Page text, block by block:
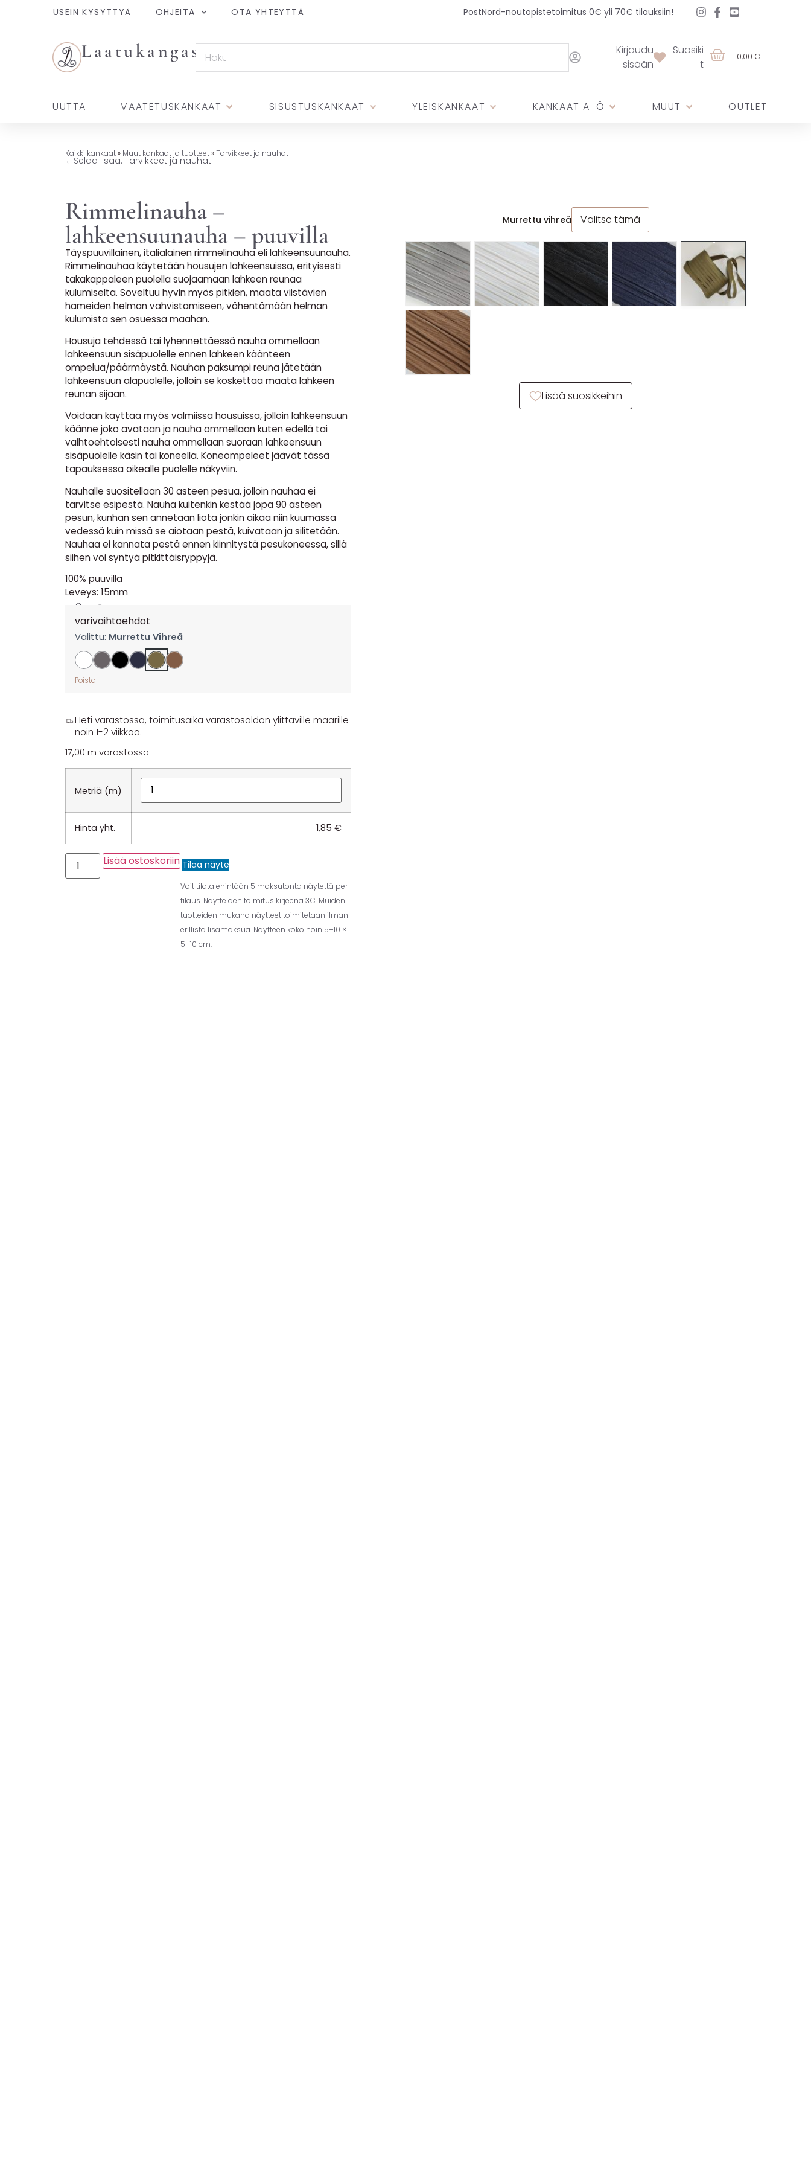
USEIN KYSYTTYÄ OHJEITA OTA YHTEYTTÄ PostNord-noutopistetoimitus 0€ yli 70€ tilauksiin!
Laatukangas
Kirjaudu
sisään
Suosiki
t
0,00 €
UUTTA VAATETUSKANKAAT SISUSTUSKANKAAT YLEISKANKAAT KANKAAT A-Ö MUUT OUTLET
Kaikki kankaat» Muut kankaat ja tuotteet»Tarvikkeet ja nauhat
←Selaa lisää: Tarvikkeet ja nauhat
Rimmelinauha –
lahkeensuunauha – puuvilla
Täyspuuvillainen, italialainen rimmelinauha eli lahkeensuunauha.
Rimmelinauhaa käytetään housujen lahkeensuissa, erityisesti
takakappaleen puolella suojaamaan lahkeen reunaa
kulumiselta. Soveltuu hyvin myös pitkien, maata viistävien
hameiden helman vahvistamiseen, vähentämään helman
kulumista sen osuessa maahan.
Housuja tehdessä tai lyhennettäessä nauha ommellaan
lahkeensuun sisäpuolelle ennen lahkeen käänteen
ompelua/päärmäystä. Nauhan paksumpi reuna jätetään
lahkeensuun alapuolelle, jolloin se koskettaa maata lahkeen
reunan sijaan.
Voidaan käyttää myös valmiissa housuissa, jolloin lahkeensuun
käänne joko avataan ja nauha ommellaan kuten edellä tai
vaihtoehtoisesti nauha ommellaan suoraan lahkeensuun
sisäpuolelle käsin tai koneella. Koneompeleet jäävät tässä
tapauksessa oikealle puolelle näkyviin.
Nauhalle suositellaan 30 asteen pesua, jolloin nauhaa ei
tarvitse esipestä. Nauha kuitenkin kestää jopa 90 asteen
pesun, kunhan sen annetaan liota jonkin aikaa niin kuumassa
vedessä kuin missä se aiotaan pestä, kuivataan ja silitetään.
Nauhaa ei kannata pestä ennen kiinnitystä pesukoneessa, sillä
siihen voi syntyä pitkittäisryppyjä.
100% puuvilla
Leveys: 15mm
1,85 €
varivaihtoehdot
Valittu: Murrettu Vihreä
Poista
Heti varastossa, toimitusaika varastosaldon ylittäville määrille
noin 1-2 viikkoa.
17,00 m varastossa
Metriä (m)
Hinta yht. 1,85 €
Lisää ostoskoriin Tilaa näyte
Voit tilata enintään 5 maksutonta näytettä per
tilaus. Näytteiden toimitus kirjeenä 3€. Muiden
tuotteiden mukana näytteet toimitetaan ilman
erillistä lisämaksua. Näytteen koko noin 5–10 ×
5–10 cm.
Murrettu vihreä Valitse tämä
Lisää suosikkeihin